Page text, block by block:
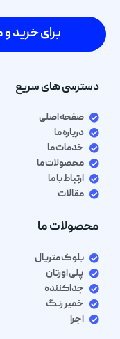
برای خرید و
دسترسی های سریع
صفحه اصلی
درباره ما
خدمات ما
محصولات ما
ارتباط با ما
مقالات
محصولات ما
بلوک متریال
پلی اورتان
جداکننده
خمیر رنگ
اجرا